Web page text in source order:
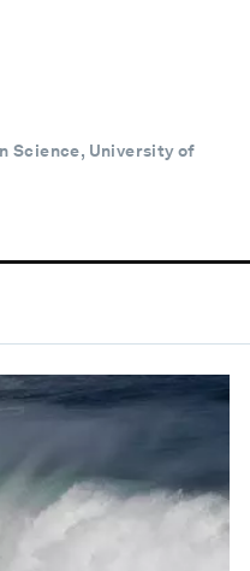
Science, University of